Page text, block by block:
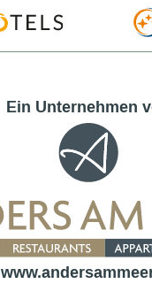
Ein Unternehmen